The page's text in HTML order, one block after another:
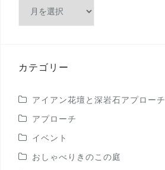
稿
カテゴリー
アイアン花壇と深岩石アプローチ
アプローチ
イベント
おしゃべりきのこの庭